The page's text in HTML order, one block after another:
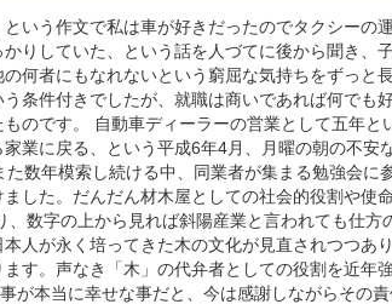
いう作文で私は車が好きだったのでタクシーの
りしていた、という話を人づてに後から聞き、
何者にもなれないという窮屈な気持ちをずっと
条件付きでしたが、就職は商いであれば何でも
のです。 自動車ディーラーの営業として五年と
業に戻る、という平成6年4月、月曜の朝の不安
数年模索し続ける中、同業者が集まる勉強会に
した。だんだん材木屋としての社会的役割や使
数字の上から見れば斜陽産業と言われても仕
人が永く培ってきた木の文化が見直されつつあ
す。声なき「木」の代弁者としての役割を近年
が本当に幸せな事だと、今は感謝しながらその責